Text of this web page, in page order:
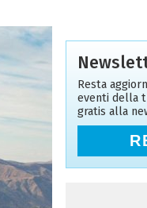
Resta
eventi della
gratis alla